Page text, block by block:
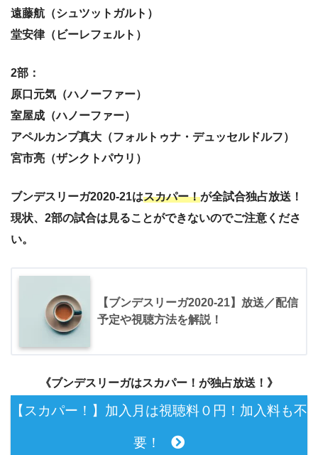
遠藤航（シュツットガルト）
堂安律（ビーレフェルト）
2部：
原口元気（ハノーファー）
室屋成（ハノーファー）
アペルカンプ真大（フォルトゥナ・デュッセルドルフ）
宮市亮（ザンクトパウリ）
ブンデスリーガ2020-21はスカパー！が全試合独占放送！
現状、2部の試合は見ることができないのでご注意くださ
い。
【ブンデスリーガ2020-21】放送／配信
予定や視聴方法を解説！
《ブンデスリーガはスカパー！が独占放送！》
【スカパー！】加入月は視聴料０円！加入料も不
要！